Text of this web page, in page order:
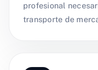
profesional
transporte de